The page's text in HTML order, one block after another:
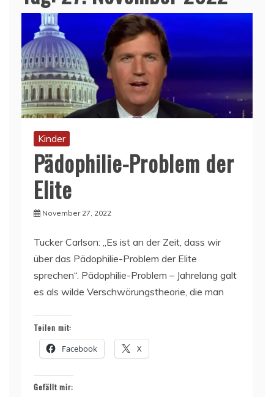
Kinder
Pädophilie-Problem der
Elite
November 27, 2022
Tucker Carlson: „Es ist an der Zeit, dass wir
über das Pädophilie-Problem der Elite
sprechen“. Pädophilie-Problem – Jahrelang galt
es als wilde Verschwörungstheorie, die man
Teilen mit:
Facebook X
Gefällt mir: